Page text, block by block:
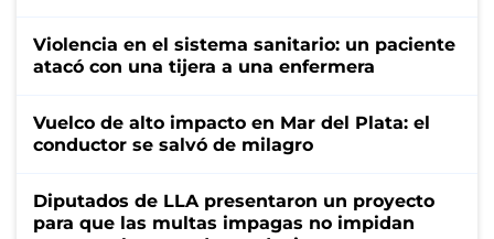
Violencia en el sistema sanitario: un paciente
atacó con una tijera a una enfermera
Vuelco de alto impacto en Mar del Plata: el
conductor se salvó de milagro
Diputados de LLA presentaron un proyecto
para que las multas impagas no impidan